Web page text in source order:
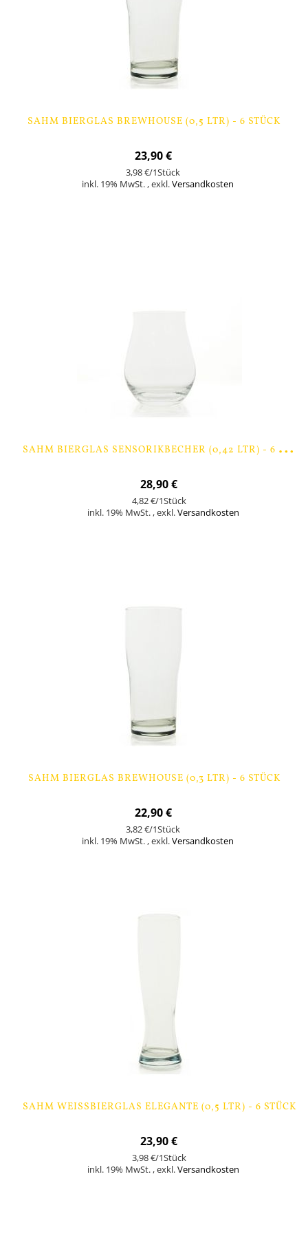
SAHM BIERGLAS BREWHOUSE (0,5 LTR) - 6 STÜCK
23,90 €
3,98 €/1Stück
inkl. 19% MwSt. ,exkl.Versandkosten
S
AHM BIERGLAS SENSORIKBECHER (0,42 LTR) - 6 STÜCK
28,90 €
4,82 €/1Stück
inkl. 19% MwSt. ,exkl.Versandkosten
SAHM BIERGLAS BREWHOUSE (0,3 LTR) - 6 STÜCK
22,90 €
3,82 €/1Stück
inkl. 19% MwSt. ,exkl.Versandkosten
SAHM WEISSBIERGLAS ELEGANTE (0,5 LTR) - 6 STÜCK
23,90 €
3,98 €/1Stück
inkl. 19% MwSt. ,exkl.Versandkosten